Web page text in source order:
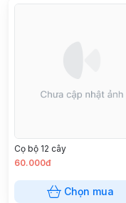
Cọ bộ 12 cây
60.000đ
Chọn mua